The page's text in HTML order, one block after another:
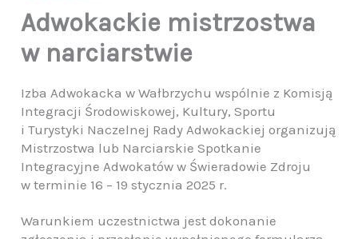
Adwokackie mistrzostwa
w narciarstwie
Izba Adwokacka w Wałbrzychu wspólnie z Komisją
Integracji Środowiskowej, Kultury, Sportu
i Turystyki Naczelnej Rady Adwokackiej organizują
Mistrzostwa lub Narciarskie Spotkanie
Integracyjne Adwokatów w Świeradowie Zdroju
w terminie 16 – 19 stycznia 2025 r.
Warunkiem uczestnictwa jest dokonanie